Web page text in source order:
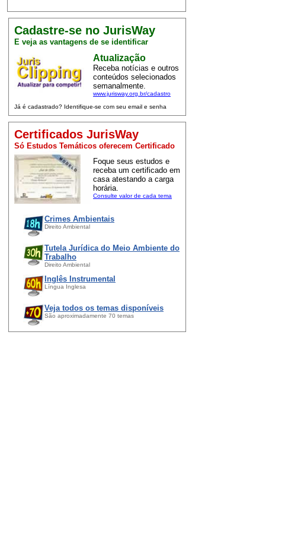
Cadastre-se no JurisWay
E veja as vantagens de se identificar
Atualização
Receba notícias e outros
conteúdos selecionados
semanalmente.
www.jurisway.org.br/cadastro
Já é cadastrado? Identifique-se com seu email e senha
Certificados JurisWay
Só Estudos Temáticos oferecem Certificado
Foque seus estudos e
receba um certificado em
casa atestando a carga
horária.
Consulte valor de cada tema
Crimes Ambientais
Direito Ambiental
Tutela Jurídica do Meio Ambiente do
Trabalho
Direito Ambiental
Inglês Instrumental
Língua Inglesa
Veja todos os temas disponíveis
São aproximadamente 70 temas